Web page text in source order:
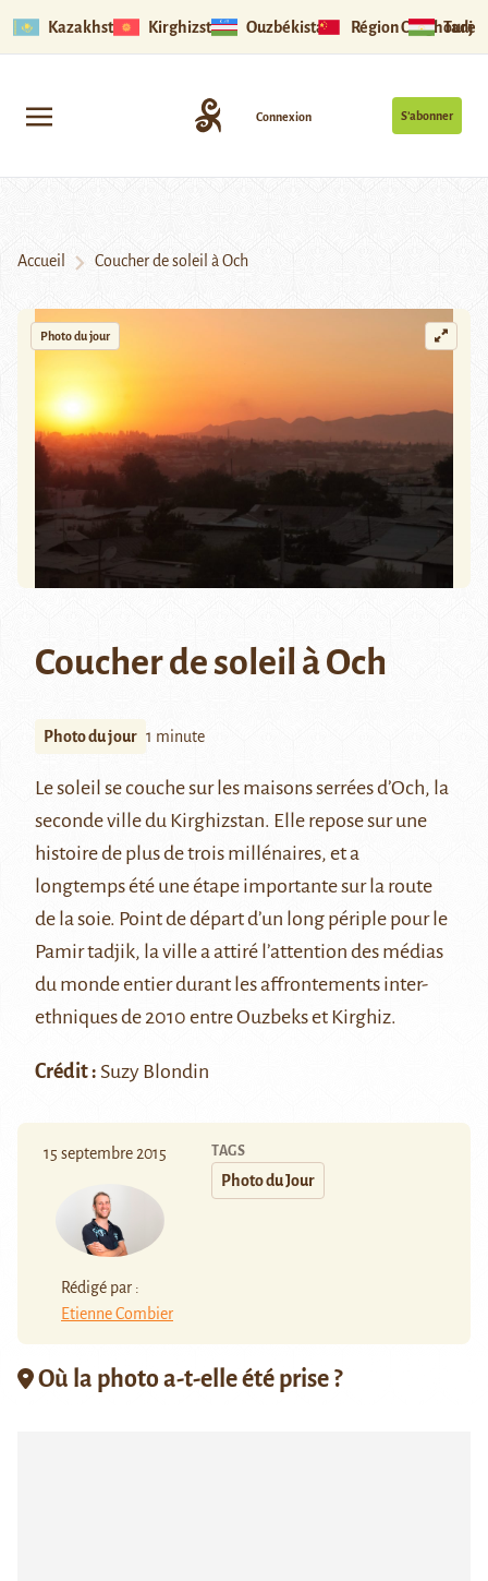
Kazakhstan Kirghizstan Ouzbékistan Région Ouïghoure
S’abonner
Connexion
Accueil Coucher de soleil à Och
Photo du jour
Coucher de soleil à Och
Photo du jour 1 minute
Le soleil se couche sur les maisons serrées d’Och, la
seconde ville du Kirghizstan. Elle repose sur une
histoire de plus de trois millénaires, et a
longtemps été une étape importante sur la route
de la soie. Point de départ d’un long périple pour le
Pamir tadjik, la ville a attiré l’attention des médias
du monde entier durant les affrontements inter-
ethniques de 2010 entre Ouzbeks et Kirghiz.
Crédit : Suzy Blondin
15 septembre 2015
Rédigé par :
Etienne Combier
TAGS
Photo du Jour
Où la photo a-t-elle été prise ?